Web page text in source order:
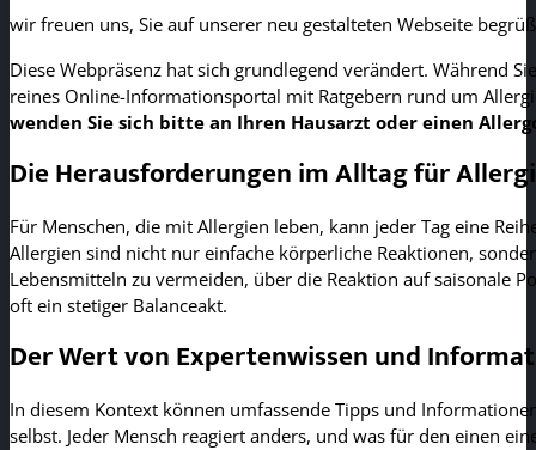
wir freuen uns, Sie auf unserer neu gestalteten Webseite
Diese Webpräsenz hat sich grundlegend verändert. Während
reines Online-Informationsportal mit Ratgebern rund um
wenden Sie sich bitte an Ihren Hausarzt oder einen
Die Herausforderungen im Alltag für
Für Menschen, die mit Allergien leben, kann jeder Tag eine
Allergien sind nicht nur einfache körperliche Reaktionen,
Lebensmitteln zu vermeiden, über die Reaktion auf saisonale
oft ein stetiger Balanceakt.
Der Wert von Expertenwissen und
In diesem Kontext können umfassende Tipps und
selbst. Jeder Mensch reagiert anders, und was für den einen